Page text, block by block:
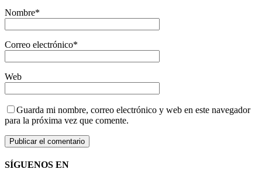
Nombre*
Correo electrónico*
Web
Guarda mi nombre, correo electrónico y web en este navegador
para la próxima vez que comente.
SÍGUENOS EN